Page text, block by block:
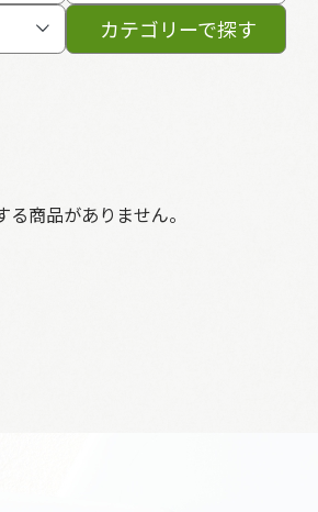
カテゴリーで探す
る商品がありません。